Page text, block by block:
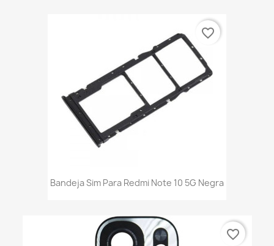
Bandeja Sim Para Redmi Note 10 5G Negra
favorite_border
favorite_border